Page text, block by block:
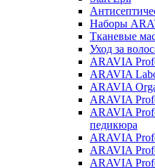
Наборы
Тканевые
Уход за
ARAVIA
ARAVIA
ARAVIA
ARAVIA
ARAVIA
педикюра
ARAVIA
ARAVIA
ARAVIA